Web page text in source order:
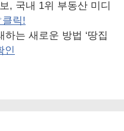
, 국내 1위 부동산 미디
클릭!
는 새로운 방법 ‘땅집
인